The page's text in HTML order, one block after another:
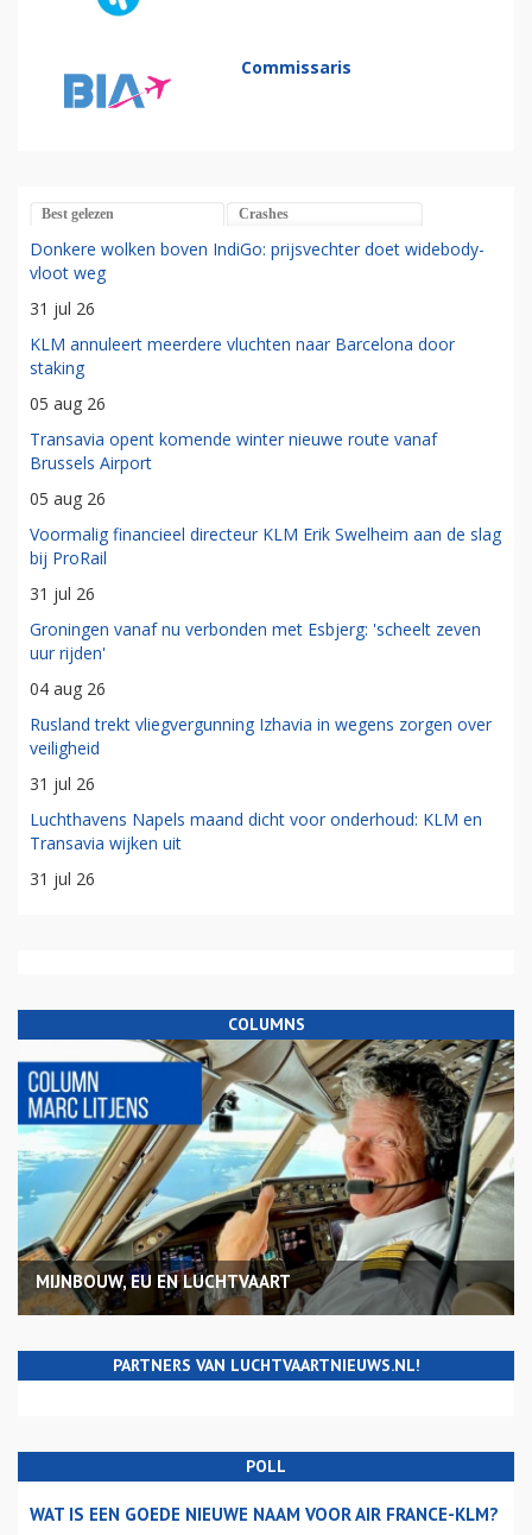
Commissaris
Best gelezen Crashes
Donkere wolken boven IndiGo: prijsvechter doet widebody-
vloot weg
31 jul 26
KLM annuleert meerdere vluchten naar Barcelona door
staking
05 aug 26
Transavia opent komende winter nieuwe route vanaf
Brussels Airport
05 aug 26
Voormalig financieel directeur KLM Erik Swelheim aan de slag
bij ProRail
31 jul 26
Groningen vanaf nu verbonden met Esbjerg: 'scheelt zeven
uur rijden'
04 aug 26
Rusland trekt vliegvergunning Izhavia in wegens zorgen over
veiligheid
31 jul 26
Luchthavens Napels maand dicht voor onderhoud: KLM en
Transavia wijken uit
31 jul 26
COLUMNS
MIJNBOUW, EU EN LUCHTVAART
PARTNERS VAN LUCHTVAARTNIEUWS.NL!
POLL
WAT IS EEN GOEDE NIEUWE NAAM VOOR AIR FRANCE-KLM?